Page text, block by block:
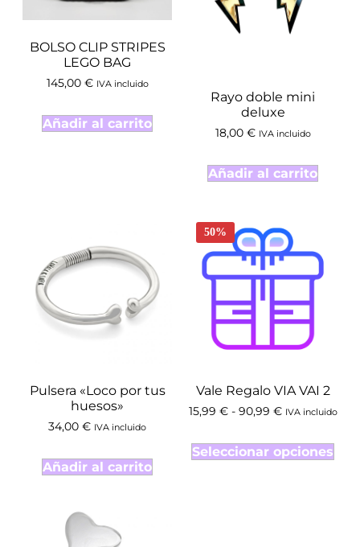
BOLSO CLIP STRIPES
LEGO BAG
145,00 € IVA incluido
Añadir al carrito
Rayo doble mini
deluxe
18,00 € IVA incluido
Añadir al carrito
Pulsera «Loco por tus
huesos»
34,00 € IVA incluido
Añadir al carrito
50%
Vale Regalo VIA VAI 2
15,99 € - 90,99 € IVA incluido
Seleccionar opciones